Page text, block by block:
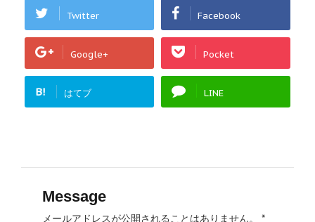
Twitter Facebook
Google+ Pocket
B! はてブ LINE
Message
メールアドレスが公開されることはありません。
*